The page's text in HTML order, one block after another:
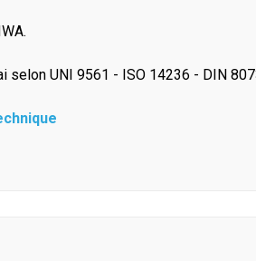
selon UNI 9561 - ISO 14236 - DIN